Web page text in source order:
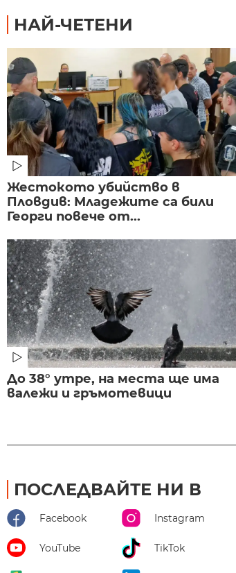
НАЙ-ЧЕТЕНИ
Жестокото убийство в
Пловдив: Младежите са били
Георги повече от...
До 38° утре, на места ще има
валежи и гръмотевици
ПОСЛЕДВАЙТЕ НИ В
Facebook Instagram
YouTube TikTok